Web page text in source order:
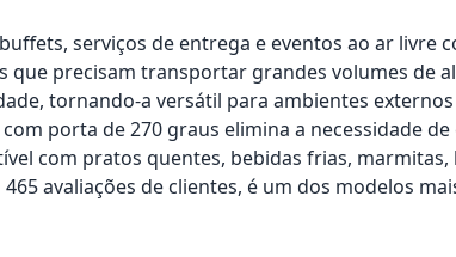
serviços de entrega e eventos ao ar livre
que precisam transportar grandes volumes de
tornando-a versátil para ambientes
porta de 270 graus elimina a necessidade
com pratos quentes, bebidas frias, marmitas,
avaliações de clientes, é um dos modelos